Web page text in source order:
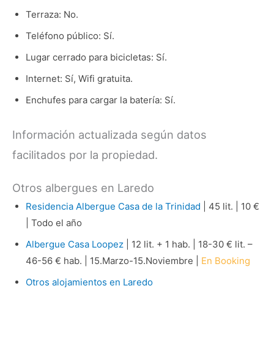
Terraza: No.
Teléfono público: Sí.
Lugar cerrado para bicicletas: Sí.
Internet: Sí, Wifi gratuita.
Enchufes para cargar la batería: Sí.
Información actualizada según datos
facilitados por la propiedad.
Otros albergues en Laredo
Residencia Albergue Casa de la Trinidad | 45 lit. | 10 €
| Todo el año
Albergue Casa Loopez| 12 lit. + 1 hab. | 18-30 € lit. –
46-56 € hab. | 15.Marzo-15.Noviembre | En Booking
Otros alojamientos en Laredo